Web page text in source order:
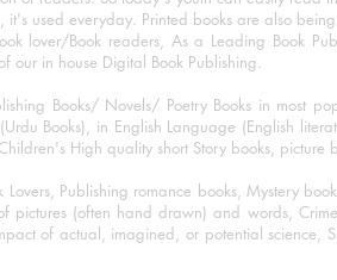
it's used everyday. Printed books are also
lover/Book readers, As a Leading Book
our in house Digital Book Publishing.
Books/ Novels/ Poetry Books in most
Books), in English Language (English
High quality short Story books, picture
Lovers, Publishing romance books, Mystery
pictures (often hand drawn) and words,
of actual, imagined, or potential science,